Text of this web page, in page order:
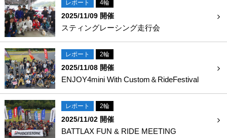
レポート 4輪
2025/11/09 開催
スティングレーシング走行会
レポート 2輪
2025/11/08 開催
ENJOY4mini With Custom＆RideFestival
レポート 2輪
2025/11/02 開催
BATTLAX FUN & RIDE MEETING